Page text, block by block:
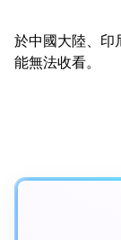
於中國大陸、印
能無法收看。